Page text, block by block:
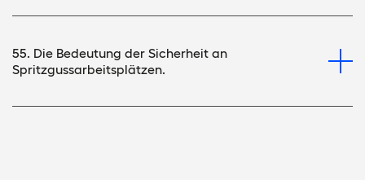
55. Die Bedeutung der Sicherheit an
Spritzgussarbeitsplätzen.